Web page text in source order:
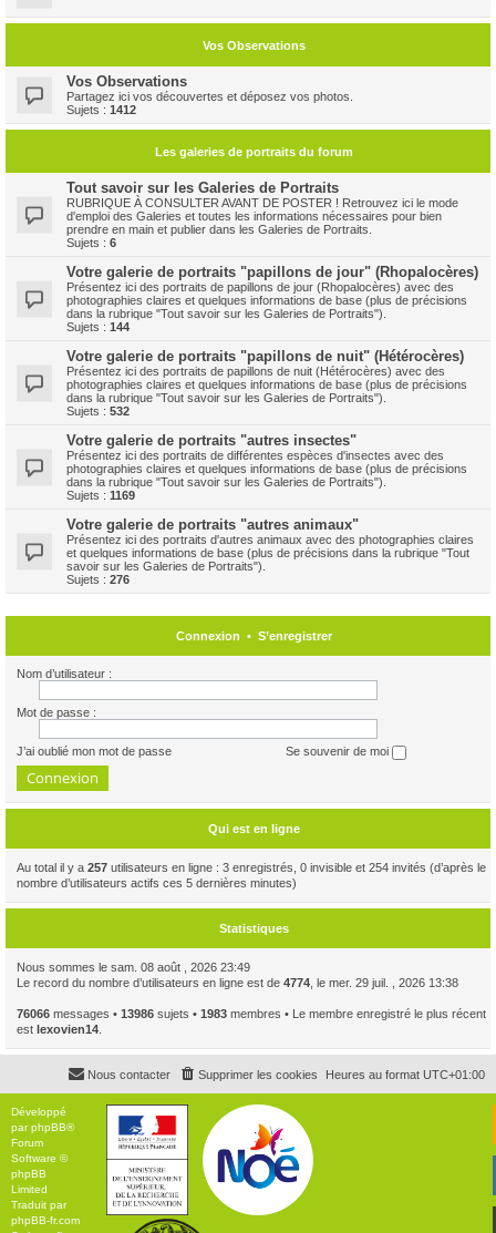
Vos Observations
Vos Observations
Partagez ici vos découvertes et déposez vos photos.
Sujets : 1412
Les galeries de portraits du forum
Tout savoir sur les Galeries de Portraits
RUBRIQUE À CONSULTER AVANT DE POSTER ! Retrouvez ici le mode
d'emploi des Galeries et toutes les informations nécessaires pour bien
prendre en main et publier dans les Galeries de Portraits.
Sujets : 6
Votre galerie de portraits "papillons de jour" (Rhopalocères)
Présentez ici des portraits de papillons de jour (Rhopalocères) avec des
photographies claires et quelques informations de base (plus de précisions
dans la rubrique "Tout savoir sur les Galeries de Portraits").
Sujets : 144
Votre galerie de portraits "papillons de nuit" (Hétérocères)
Présentez ici des portraits de papillons de nuit (Hétérocères) avec des
photographies claires et quelques informations de base (plus de précisions
dans la rubrique "Tout savoir sur les Galeries de Portraits").
Sujets : 532
Votre galerie de portraits "autres insectes"
Présentez ici des portraits de différentes espèces d'insectes avec des
photographies claires et quelques informations de base (plus de précisions
dans la rubrique "Tout savoir sur les Galeries de Portraits").
Sujets : 1169
Votre galerie de portraits "autres animaux"
Présentez ici des portraits d'autres animaux avec des photographies claires
et quelques informations de base (plus de précisions dans la rubrique "Tout
savoir sur les Galeries de Portraits").
Sujets : 276
Connexion • S’enregistrer
Nom d’utilisateur :
Mot de passe :
J’ai oublié mon mot de passe Se souvenir de moi
Qui est en ligne
Au total il y a 257 utilisateurs en ligne : 3 enregistrés, 0 invisible et 254 invités (d’après le
nombre d’utilisateurs actifs ces 5 dernières minutes)
Statistiques
Nous sommes le sam. 08 août , 2026 23:49
Le record du nombre d’utilisateurs en ligne est de 4774 , le mer. 29 juil. , 2026 13:38
76066 messages • 13986 sujets • 1983 membres • Le membre enregistré le plus récent
est lexovien14
Heures au format UTC+01:00
Supprimer les cookies
Nous contacter
Développé
parphpBB®
Forum
Software ©
phpBB
Limited
Traduit par
phpBB-fr.com